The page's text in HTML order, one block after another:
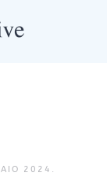
2024 .